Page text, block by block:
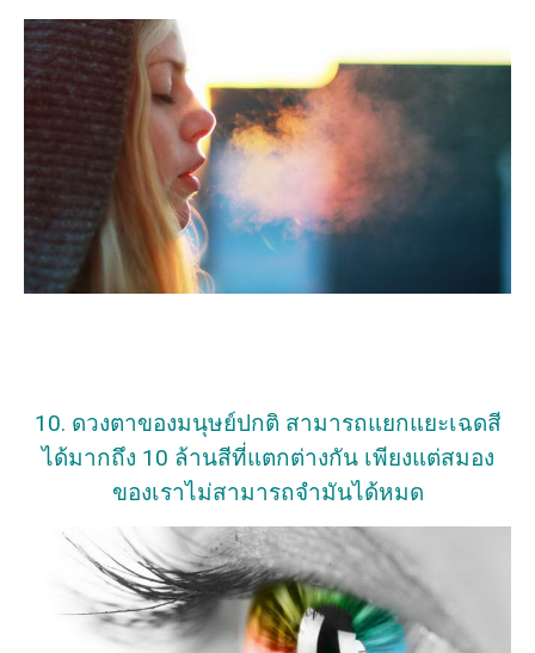
10. ดวงตาของมนุษย์ปกติ สามารถแยกแยะเฉดสี
ได้มากถึง 10 ล้านสีที่แตกต่างกัน เพียงแต่สมอง
ของเราไม่สามารถจำมันได้หมด